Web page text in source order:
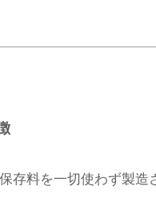
料を一切使わず製造